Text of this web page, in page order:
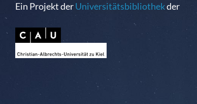
Ein Projekt derUniversitätsbibliothekder